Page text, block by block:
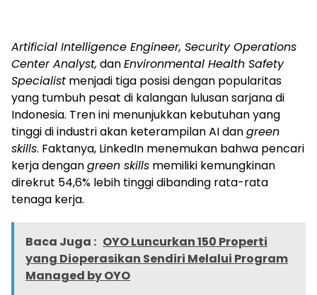
Artificial Intelligence Engineer, Security Operations
Center Analyst, danEnvironmental Health Safety
Specialist menjadi tiga posisi dengan popularitas
yang tumbuh pesat di kalangan lulusan sarjana di
Indonesia. Tren ini menunjukkan kebutuhan yang
tinggi di industri akan keterampilan AI dangreen
skills. Faktanya, LinkedIn menemukan bahwa pencari
kerja dengangreen skills memiliki kemungkinan
direkrut 54,6% lebih tinggi dibanding rata-rata
tenaga kerja.
Baca Juga : OYO Luncurkan 150 Properti
yang Dioperasikan Sendiri Melalui Program
Managed by OYO